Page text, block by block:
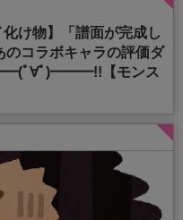
化け物】「譜面が完成し
のコラボキャラの評価ダ
ﾟ∀ﾟ)━━━!!【モンス